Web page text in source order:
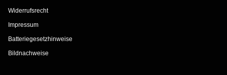
Widerrufsrecht
Impressum
Batteriegesetzhinweise
Bildnachweise